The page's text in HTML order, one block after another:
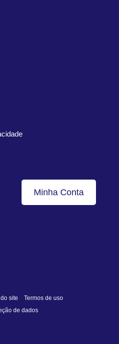
Minha Conta
site
Termos de uso
de dados